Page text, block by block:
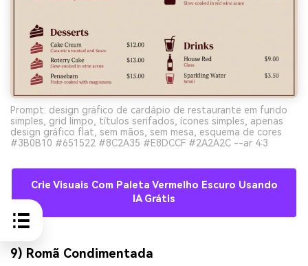
Prompt: design gráfico de cardápio de restaurante em fundo
simples, grid limpo, títulos serifados, ícones simples, apenas
design gráfico flat, sem mãos, sem mesa, esquema de cores
#3B0B10 #651522 #8C2A35 #E8DCCF #2A2A2C --ar 4:3
Crie Visuais Com Paleta Vermelho Escuro Usando
IA Grátis
9) Romã Condimentada